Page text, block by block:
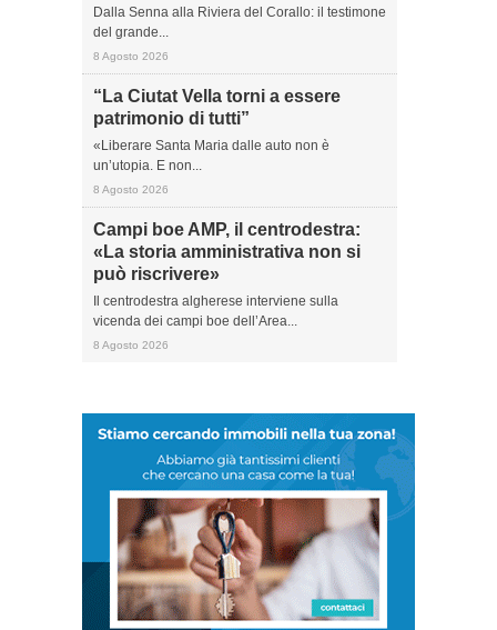
Dalla Senna alla Riviera del Corallo: il testimone
del grande...
8 Agosto 2026
“La Ciutat Vella torni a essere
patrimonio di tutti”
«Liberare Santa Maria dalle auto non è
un’utopia. E non...
8 Agosto 2026
Campi boe AMP, il centrodestra:
«La storia amministrativa non si
può riscrivere»
Il centrodestra algherese interviene sulla
vicenda dei campi boe dell’Area...
8 Agosto 2026